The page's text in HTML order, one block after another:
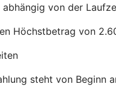
von der
Höchstbetrag von
steht von Beginn